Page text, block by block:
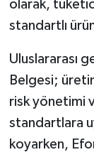
olarak,
standartlı
Uluslararası
Belgesi;
risk yönetimi
standartlara
koyarken,